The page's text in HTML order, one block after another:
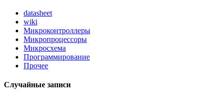
datasheet
wiki
Микроконтроллеры
Микропроцессоры
Микросхема
Программирование
Прочее
Случайные записи